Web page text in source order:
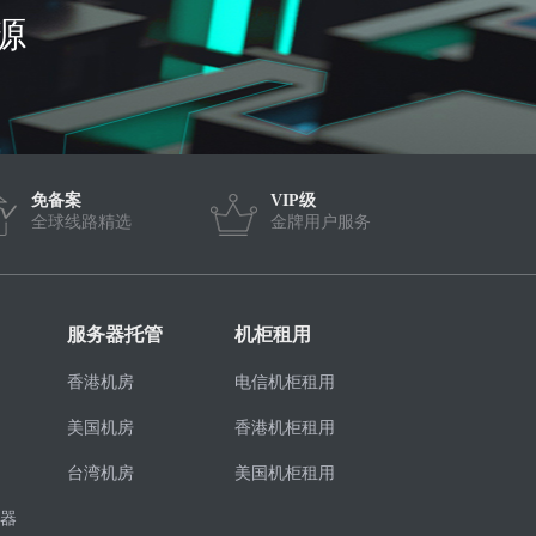
免备案
全球线路精选
VIP级
金牌用户服务
服务器托管
香港机房
美国机房
台湾机房
机柜租用
电信机柜租用
香港机柜租用
美国机柜租用